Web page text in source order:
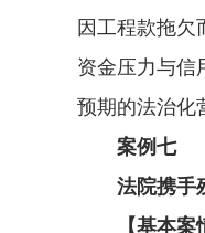
因工程款拖
资金压力与信
预期的法治化
案例七
法院携手残
【基本案